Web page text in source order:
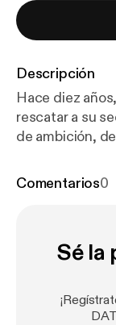
Descripción
Hace diez
rescatar a su
de ambición,
español acabó
tiempo de lo
haber tocado
plomo en
da comienzo
se remonta a
Comentarios0
Sé la